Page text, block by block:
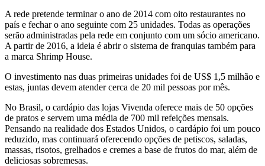
A rede pretende terminar o ano de 2014 com oito restaurantes no
país e fechar o ano seguinte com 25 unidades. Todas as operações
serão administradas pela rede em conjunto com um sócio americano.
A partir de 2016, a ideia é abrir o sistema de franquias também para
a marca Shrimp House.
O investimento nas duas primeiras unidades foi de US$ 1,5 milhão e
estas, juntas devem atender cerca de 20 mil pessoas por mês.
No Brasil, o cardápio das lojas Vivenda oferece mais de 50 opções
de pratos e servem uma média de 700 mil refeições mensais.
Pensando na realidade dos Estados Unidos, o cardápio foi um pouco
reduzido, mas continuará oferecendo opções de petiscos, saladas,
massas, risotos, grelhados e cremes a base de frutos do mar, além de
deliciosas sobremesas.